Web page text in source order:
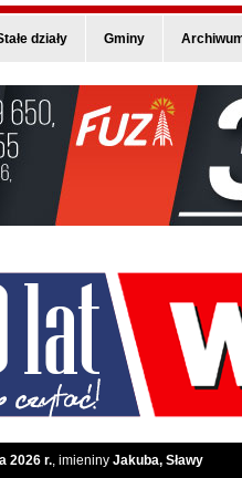
działy Gminy
2026 r., imieniny Jakuba, Sławy